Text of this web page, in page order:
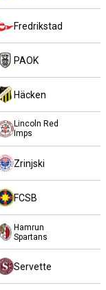
Fredrikstad
PAOK
Häcken
Lincoln Red
Imps
Zrinjski
FCSB
Hamrun
Spartans
Servette